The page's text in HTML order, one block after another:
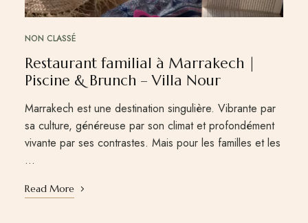
NON CLASSÉ
Restaurant familial à Marrakech |
Piscine & Brunch – Villa Nour
Marrakech est une destination singulière. Vibrante par
sa culture, généreuse par son climat et profondément
vivante par ses contrastes. Mais pour les familles et les
…
Read More